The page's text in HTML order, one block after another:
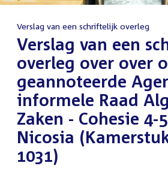
Verslag van een schriftelijk overleg
:Verslag van een
overleg over over
geannoteerde
informele Raad
Zaken - Cohesie 4-
Nicosia
1031)